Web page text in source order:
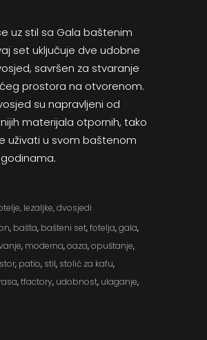
uz stil sa Gala baštenim
set uključuje dve udobne
savršen za stvaranje
prostora na otvorenom.
su napravljeni od
materijala otpornih, tako
uživati u svom baštenom
lezaljke, dvosjedi
, bašta, bašteni set,fotelja,gala,
, moderna,oaza,opuštanje,
, patio, stil, stolić za kafu,
,tfactory, udobnost, ulaganje,